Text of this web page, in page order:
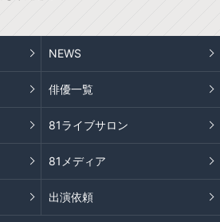
NEWS
俳優一覧
81ライブサロン
81メディア
出演依頼